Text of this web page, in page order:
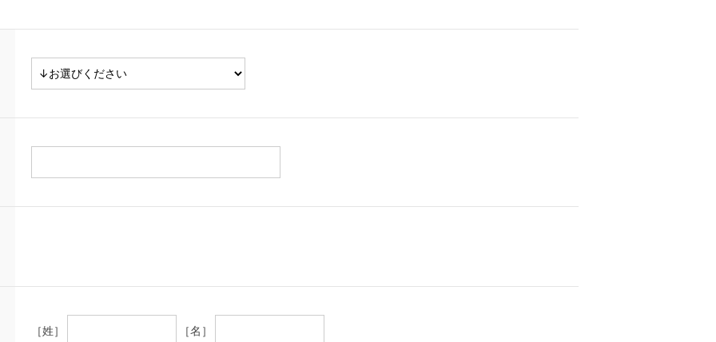
［姓］ ［名］